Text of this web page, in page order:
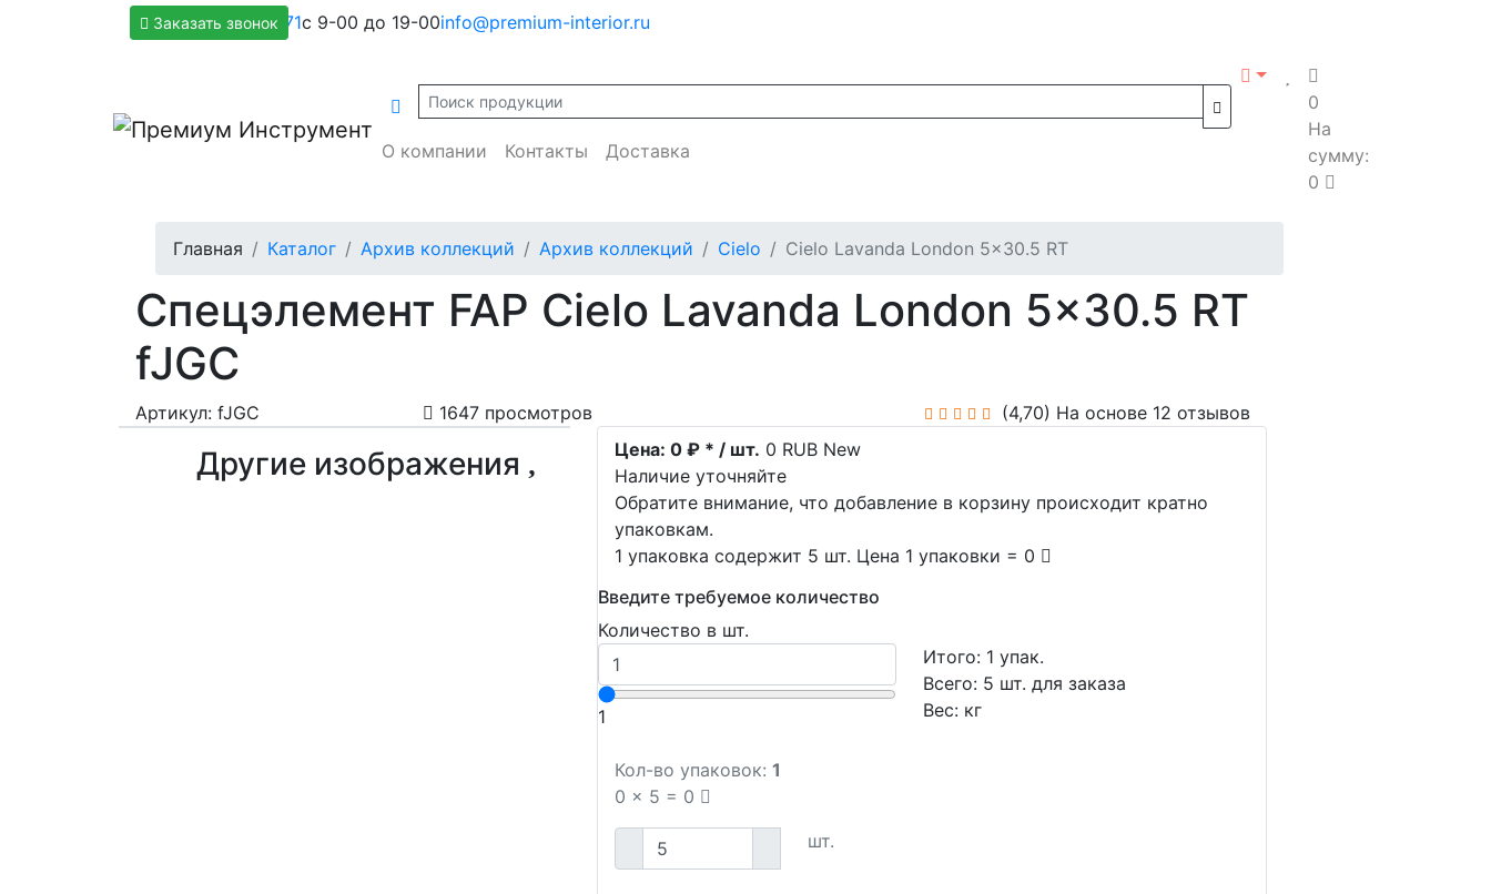
+7(800)500-1271с 9-00 до 19-00info@premium-interior.ru
Заказать звонок
О компании Контакты Доставка
0
На
сумму:
0
Главная Каталог Архив коллекций Архив коллекций Cielo Cielo Lavanda London 5x30.5 RT
Спецэлемент FAP Cielo Lavanda London 5x30.5 RT
fJGC
Артикул: fJGC 1647 просмотров (4,70) На основе 12 отзывов
Другие изображения Цена: 0 ₽ * / шт. 0 RUB New
Наличие уточняйте
Обратите внимание, что добавление в корзину происходит кратно
упаковкам.
1 упаковка содержит 5 шт. Цена 1 упаковки = 0
Введите требуемое количество
Количество в шт.
1
Итого: 1 упак.
Всего: 5 шт. для заказа
Вес: кг
Кол-во упаковок: 1
0 x 5 = 0
шт.